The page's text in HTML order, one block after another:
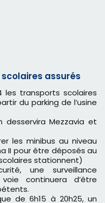
assurés
du parking de l’usine
desservira Mezzavia et
les minibus au niveau
II pour être déposés au
stationnent)
une surveillance
continuera d’être
de 6h15 à 20h25, un